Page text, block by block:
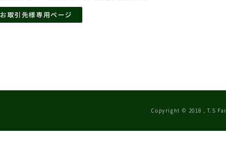
お取引先様専用ページ
Copyright © 2018 , T.S